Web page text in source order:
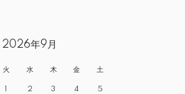
2026年9月
火 水 木 金 土
1 2 3 4 5